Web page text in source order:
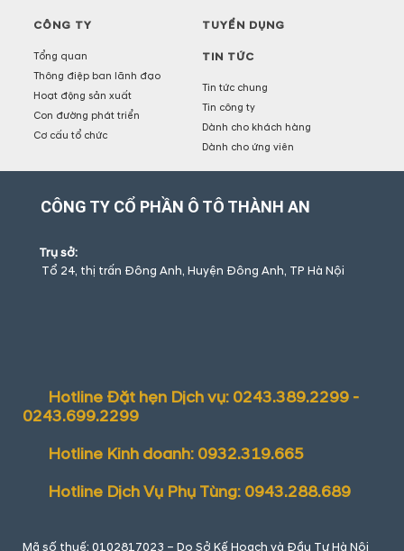
CÔNG TY
Tổng quan
Thông điệp ban lãnh đạo
Hoạt động sản xuất
Con đường phát triển
Cơ cấu tổ chức
TUYỂN DỤNG
TIN TỨC
Tin tức chung
Tin công ty
Dành cho khách hàng
Dành cho ứng viên
CÔNG TY CỔ PHẦN Ô TÔ THÀNH AN
Trụ sở:
Tổ 24, thị trấn Đông Anh, Huyện Đông Anh, TP Hà Nội
Hotline Đặt hẹn Dịch vụ: 0243.389.2299 -
0243.699.2299
Hotline Kinh doanh: 0932.319.665
Hotline Dịch Vụ Phụ Tùng: 0943.288.689
Mã số thuế: 0102817023 – Do Sở Kế Hoạch và Đầu Tư Hà Nội